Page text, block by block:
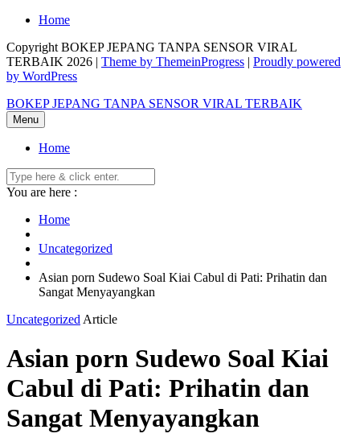
Skip
content
Home
Copyright BOKEP JEPANG TANPA SENSOR VIRAL
TERBAIK 2026 | Theme by ThemeinProgress | Proudly powered
by WordPress
BOKEP JEPANG TANPA SENSOR VIRAL TERBAIK
Menu
Home
You are here :
Home
Uncategorized
Asian porn Sudewo Soal Kiai Cabul di Pati: Prihatin dan
Sangat Menyayangkan
Uncategorized Article
Asian porn Sudewo Soal Kiai
Cabul di Pati: Prihatin dan
Sangat Menyayangkan